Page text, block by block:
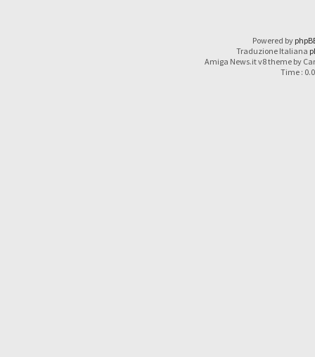
Powered by
Traduzione Italiana
Amiga News.it v8 theme by
Time :